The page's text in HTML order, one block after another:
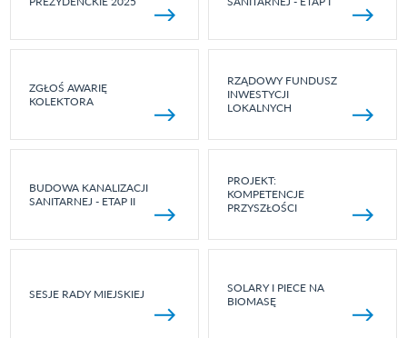
ZGŁOŚ AWARIĘ
KOLEKTORA
RZĄDOWY FUNDUSZ
INWESTYCJI
LOKALNYCH
BUDOWA KANALIZACJI
SANITARNEJ - ETAP II
PROJEKT:
KOMPETENCJE
PRZYSZŁOŚCI
SESJE RADY MIEJSKIEJ
SOLARY I PIECE NA
BIOMASĘ